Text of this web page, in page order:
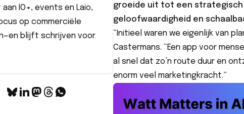
IO+, events en Laio,
op commerciële
blijft schrijven voor
groeide uit tot een strategisch
geloofwaardigheid en
“Initieel waren we eigenlijk van
Castermans. “Een app voor
al snel dat zo’n route duur en
enorm veel marketingkracht.”